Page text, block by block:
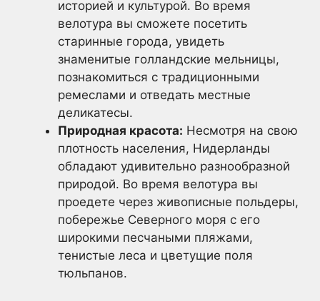
историей и культурой. Во время
велотура вы сможете посетить
старинные города, увидеть
знаменитые голландские мельницы,
познакомиться с традиционными
ремеслами и отведать местные
деликатесы.
Природная красота: Несмотря на свою
плотность населения, Нидерланды
обладают удивительно разнообразной
природой. Во время велотура вы
проедете через живописные польдеры,
побережье Северного моря с его
широкими песчаными пляжами,
тенистые леса и цветущие поля
тюльпанов.